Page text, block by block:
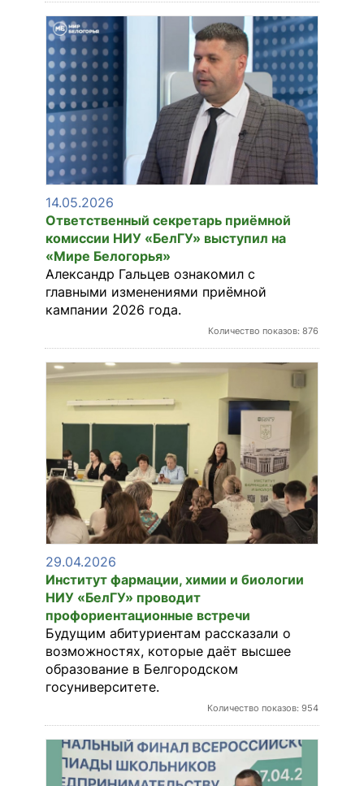
14.05.2026
Ответственный секретарь приёмной
комиссии НИУ «БелГУ» выступил на
«Мире Белогорья»
Александр Гальцев ознакомил с
главными изменениями приёмной
кампании 2026 года.
Количество показов: 876
29.04.2026
Институт фармации, химии и биологии
НИУ «БелГУ» проводит
профориентационные встречи
Будущим абитуриентам рассказали о
возможностях, которые даёт высшее
образование в Белгородском
госуниверситете.
Количество показов: 954